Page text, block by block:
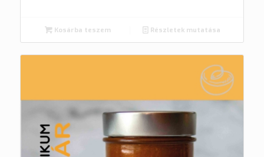
Kosárba teszem Részletek mutatása